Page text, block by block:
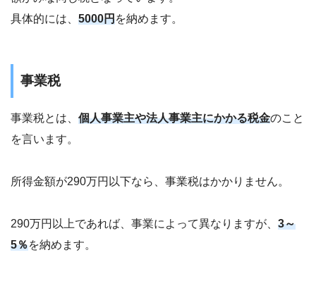
具体的には、 5000円を納めます。
事業税
事業税とは、 個人事業主や法人事業主にかかる税金のこと
を言います。
所得金額が290万円以下なら、事業税はかかりません。
290万円以上であれば、事業によって異なりますが、 3～
5％を納めます。